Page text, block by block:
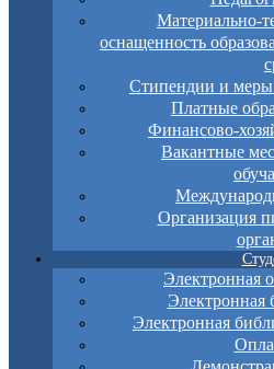
Материально-
оснащенность
Стипендии и
Платные
Финансово-
Вакантные
Организация
Электронная
Электронная
Электронная